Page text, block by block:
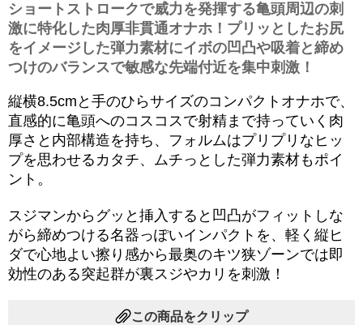
ショートストロークで威力を発揮する亀頭周辺の刺
激に特化した肉厚非貫通オナホ！プリッとしたお尻
をイメージした弾力素材にイボの凹凸や吸着と締め
つけのバランスで敏感な先端付近を集中刺激！
縦横8.5cmと手のひらサイズのコンパクトオナホで、
直感的に亀頭へのコスコスで射精まで持っていく肉
厚さと内部構造を持ち、フォルムはプリプリなヒッ
プを思わせるカタチ、ムチっとした弾力素材もポイ
ント。
スジマンからグッと挿入すると凹凸がフィットしな
がら締めつける名器っぽいインパクトを、軽く縦ヒ
ダで心地よい擦り感から最奥のキツ狭ゾーンでは即
効性のある突起群が裏スジやカリを刺激！
この商品をクリップ